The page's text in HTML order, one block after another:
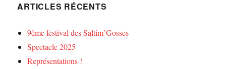
ARTICLES RÉCENTS
9ème festival des Saltim’Gosses
Spectacle 2025
Représentations !